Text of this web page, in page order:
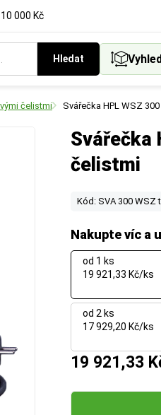
000 Kč
Hledat
čelistmi Svářečka HPL WSZ
Svářečka
čelistmi
Kód: SVA 300 WSZ
Nakupte víc a
od 1 ks
19 921,33 Kč/ks
od 2 ks
17 929,20 Kč/ks
19 921,33